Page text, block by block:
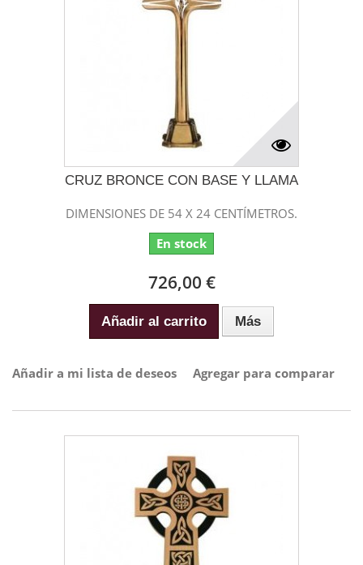
CRUZ BRONCE CON BASE Y LLAMA
DIMENSIONES DE 54 X 24 CENTÍMETROS.
En stock
726,00 €
Añadir al carrito Más
Añadir a mi lista de deseos Agregar para comparar